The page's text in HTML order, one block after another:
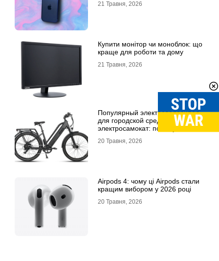
21 Травня, 2026
Купити монітор чи моноблок: що
краще для роботи та дому
21 Травня, 2026
Популярный электровелосипед
для городской среды и топовый
электросамокат: почему их
20 Травня, 2026
Airpods 4: чому ці Airpods стали
кращим вибором у 2026 році
20 Травня, 2026